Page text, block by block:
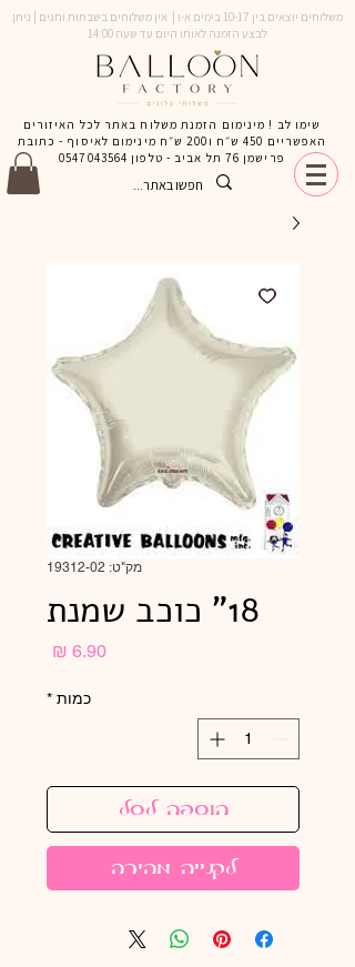
משלוחים יוצאים בין 10-17 בימים א-ו | אין משלוחים בשבתות וחגים | ניתן
לבצע הזמנה לאותו היום עד שעה 14:00
שימו לב ! מינימום הזמנת משלוח באתר לכל האיזורים
האפשריים 450 ש״ח ו200 ש״ח מינימום לאיסוף - כתובת
פרישמן 76 תל אביב - טלפון
0547043564
מק"ט: 19312-02
18" כוכב שמנת
כמות *
הוספה לסל
לקנייה מהירה